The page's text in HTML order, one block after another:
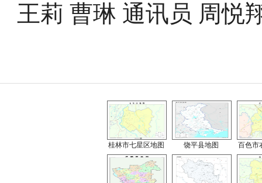
王莉 曹琳 通讯员 周悦
桂林市七星区地图 饶平县地图 百色市